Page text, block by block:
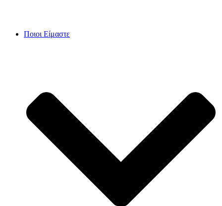
Ποιοι Είμαστε